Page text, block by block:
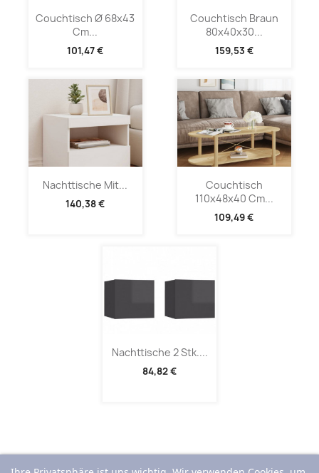
Couchtisch Ø 68x43
Cm...
101,47 €
Couchtisch Braun
80x40x30...
159,53 €
Nachttische Mit...
140,38 €
Couchtisch
110x48x40 Cm...
109,49 €
Nachttische 2 Stk....
84,82 €